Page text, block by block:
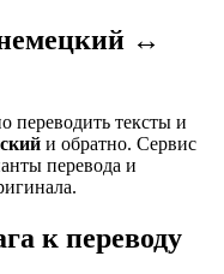
↔
переводить тексты и
и обратно. Сервис
перевода и
к переводу